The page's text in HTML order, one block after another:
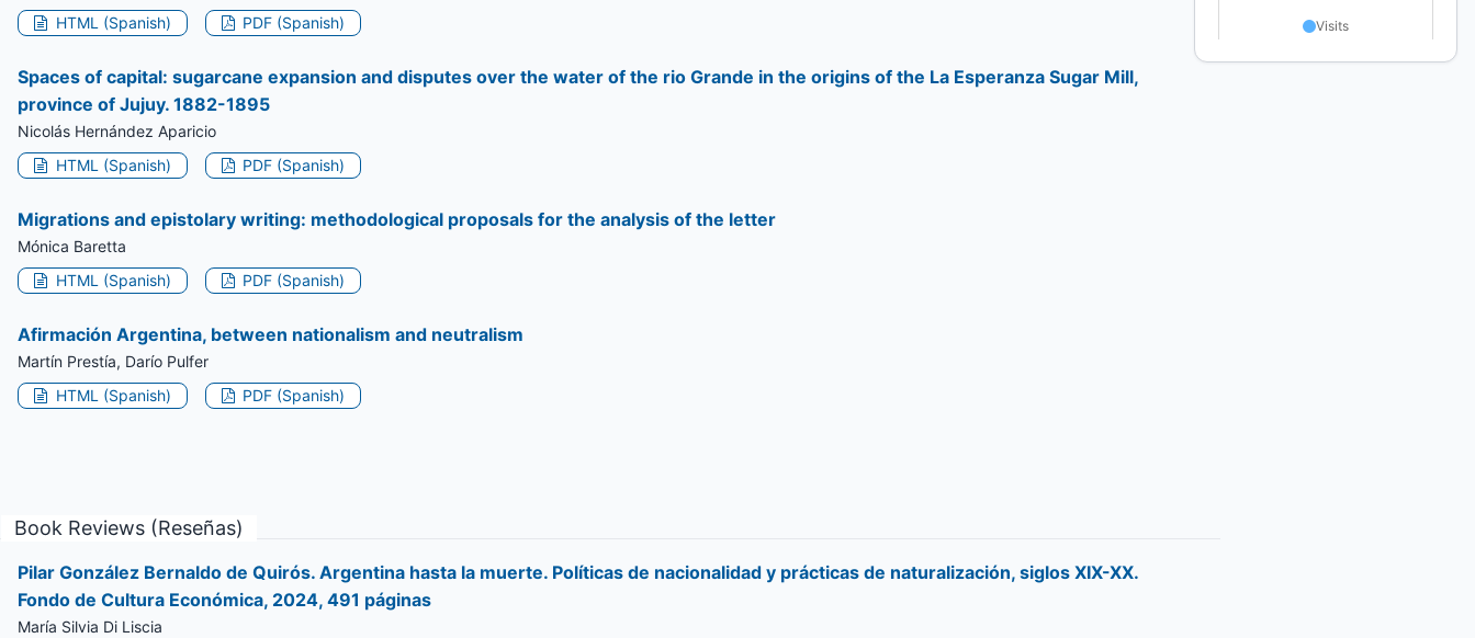
HTML (Spanish)
PDF (Spanish)
Spaces of capital: sugarcane expansion and disputes over the water of the rio Grande in the origins of the La Esperanza Sugar Mill,
province of Jujuy. 1882-1895
Nicolás Hernández Aparicio
HTML (Spanish)
PDF (Spanish)
Migrations and epistolary writing: methodological proposals for the analysis of the letter
Mónica Baretta
HTML (Spanish)
PDF (Spanish)
Afirmación Argentina, between nationalism and neutralism
Martín Prestía, Darío Pulfer
HTML (Spanish)
PDF (Spanish)
Book Reviews (Reseñas)
Pilar González Bernaldo de Quirós. Argentina hasta la muerte. Políticas de nacionalidad y prácticas de naturalización, siglos XIX-XX.
Fondo de Cultura Económica, 2024, 491 páginas
María Silvia Di Liscia